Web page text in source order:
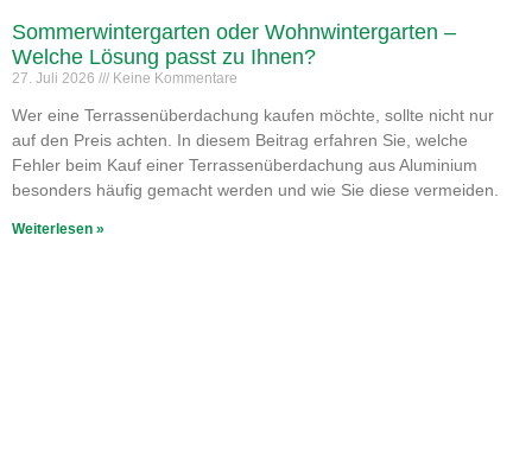
Sommerwintergarten oder Wohnwintergarten –
Welche Lösung passt zu Ihnen?
27. Juli 2026 Keine Kommentare
Wer eine Terrassenüberdachung kaufen möchte, sollte nicht nur
auf den Preis achten. In diesem Beitrag erfahren Sie, welche
Fehler beim Kauf einer Terrassenüberdachung aus Aluminium
besonders häufig gemacht werden und wie Sie diese vermeiden.
Weiterlesen »